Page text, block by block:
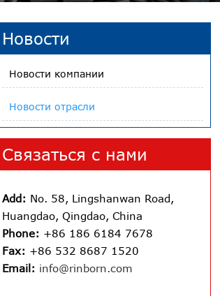
Новости
Новости компании
Новости отрасли
Связаться с нами
Add: No. 58, Lingshanwan Road,
Huangdao, Qingdao, China
Phone: +86 186 6184 7678
Fax: +86 532 8687 1520
Email: info@rinborn.com